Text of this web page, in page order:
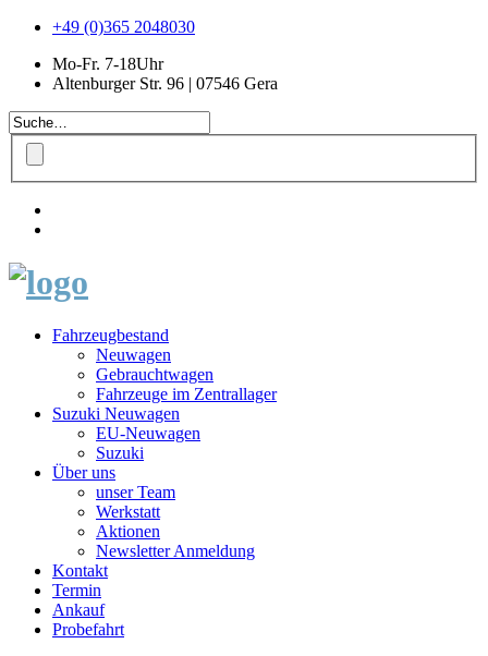
+49 (0)365 2048030
Mo-Fr. 7-18Uhr
Altenburger Str. 96 | 07546 Gera
Fahrzeugbestand
Neuwagen
Gebrauchtwagen
Fahrzeuge im Zentrallager
Suzuki Neuwagen
EU-Neuwagen
Suzuki
Über uns
unser Team
Werkstatt
Aktionen
Newsletter Anmeldung
Kontakt
Termin
Ankauf
Probefahrt